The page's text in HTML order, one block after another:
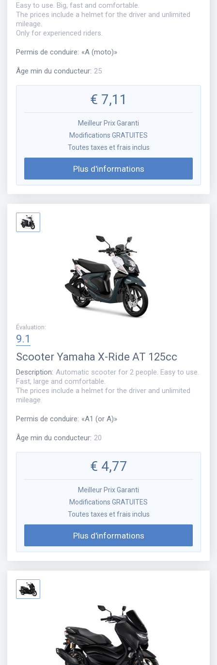
Easy to use. Big, fast and comfortable.
The prices include a helmet for the driver and unlimited
mileage.
Only for experienced riders.
Permis de conduire: «A (moto)»
Âge min du conducteur: 25
€ 7,11
Meilleur Prix Garanti
Modifications GRATUITES
Toutes taxes et frais inclus
Plus d'informations
Évaluation:
9.1
Scooter Yamaha X-Ride AT 125cc
Description: Automatic scooter for 2 people. Easy to use.
Fast, large and comfortable.
The prices include a helmet for the driver and unlimited
mileage.
Permis de conduire: «A1 (or A)»
Âge min du conducteur: 20
€ 4,77
Meilleur Prix Garanti
Modifications GRATUITES
Toutes taxes et frais inclus
Plus d'informations